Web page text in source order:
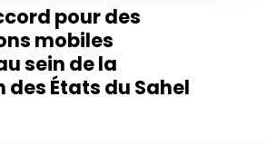
pour des
mobiles
sein de la
États du Sahel